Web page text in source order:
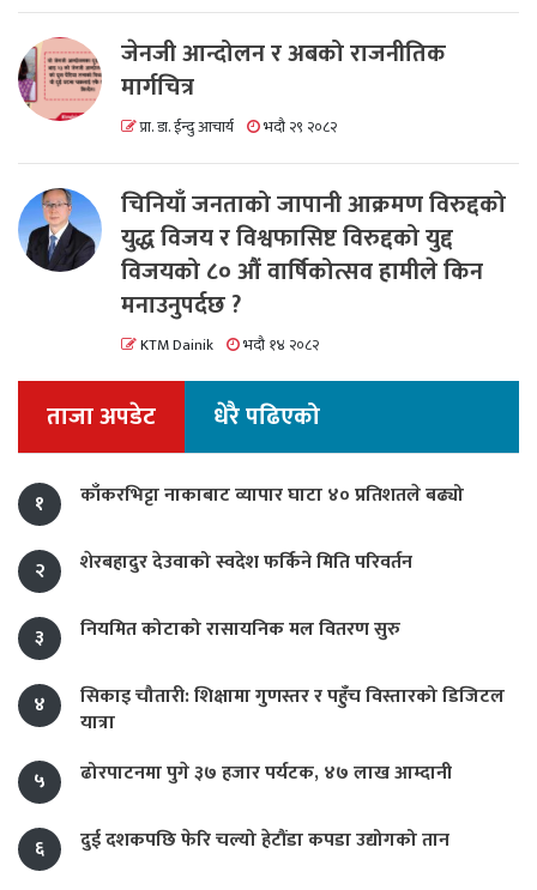
जेनजी आन्दोलन र अबको राजनीतिक
मार्गचित्र
प्रा. डा. ईन्दु आचार्य भदौ २९ २०८२
चिनियाँ जनताको जापानी आक्रमण विरुद्दको
युद्ध विजय र विश्वफासिष्ट विरुद्दको युद्द
विजयको ८० औं वार्षिकोत्सव हामीले किन
मनाउनुपर्दछ ?
KTM Dainik भदौ १४ २०८२
ताजा अपडेट धेरै पढिएको
१ काँकरभिट्टा नाकाबाट व्यापार घाटा ४० प्रतिशतले बढ्यो
२ शेरबहादुर देउवाको स्वदेश फर्किने मिति परिवर्तन
३ नियमित कोटाको रासायनिक मल वितरण सुरु
४
सिकाइ चौतारी: शिक्षामा गुणस्तर र पहुँच विस्तारको डिजिटल
यात्रा
५
ढोरपाटनमा पुगे ३७ हजार पर्यटक, ४७ लाख आम्दानी
६ दुई दशकपछि फेरि चल्यो हेटौंडा कपडा उद्योगको तान